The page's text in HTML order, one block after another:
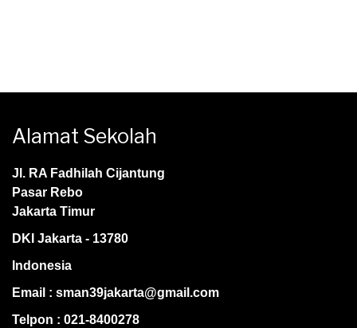
Alamat Sekolah
Jl. RA Fadhilah Cijantung
Pasar Rebo
Jakarta Timur
DKI Jakarta - 13780
Indonesia
Email : sman39jakarta@gmail.com
Telpon : 021-8400278